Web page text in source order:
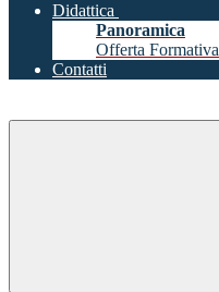
Didattica
Panoramica
Offerta Formativa
Contatti